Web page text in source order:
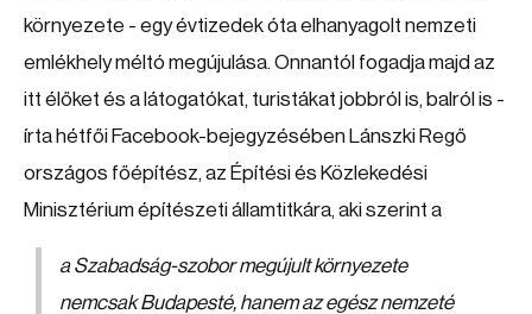
környezete - egy évtizedek óta elhanyagolt nemzeti
emlékhely méltó megújulása. Onnantól fogadja majd az
itt élőket és a látogatókat, turistákat jobbról is, balról is -
írta hétfői Facebook-bejegyzésében Lánszki Regő
országos főépítész, az Építési és Közlekedési
Minisztérium építészeti államtitkára, aki szerint a
a Szabadság-szobor megújult környezete
nemcsak Budapesté, hanem az egész nemzeté